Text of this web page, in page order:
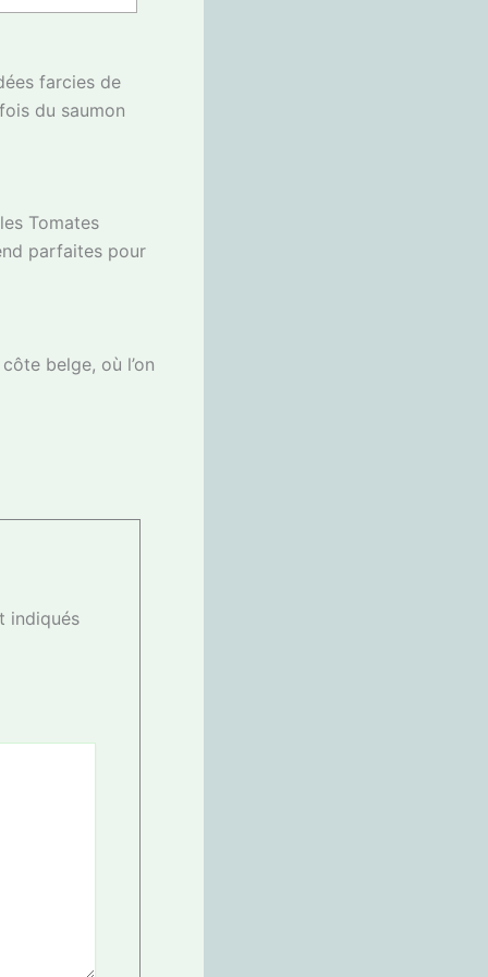
farcies de
du saumon
Tomates
parfaites pour
belge, où l’on
indiqués